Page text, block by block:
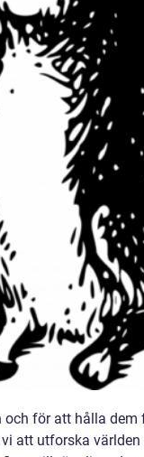
för att hålla
att utforska